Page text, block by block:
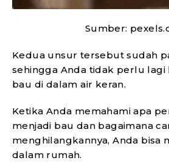
Sumber:
Kedua unsur tersebut sudah
sehingga Anda tidak perlu lagi
bau di dalam air keran.
Ketika Anda memahami apa
menjadi bau dan bagaimana
menghilangkannya, Anda bisa
dalam rumah.